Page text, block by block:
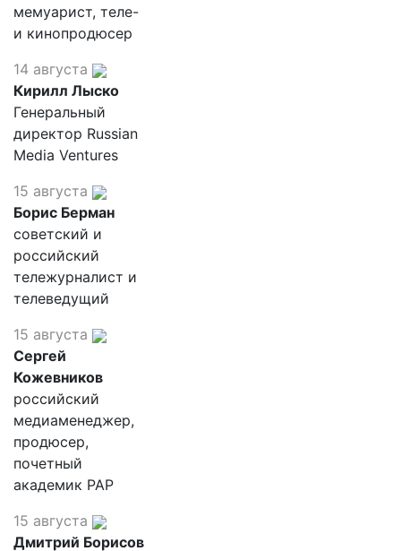
мемуарист, теле-
и кинопродюсер
14 августа
Кирилл Лыско
Генеральный
директор Russian
Media Ventures
15 августа
Борис Берман
советский и
российский
тележурналист и
телеведущий
15 августа
Сергей
Кожевников
российский
медиаменеджер,
продюсер,
почетный
академик РАР
15 августа
Дмитрий Борисов